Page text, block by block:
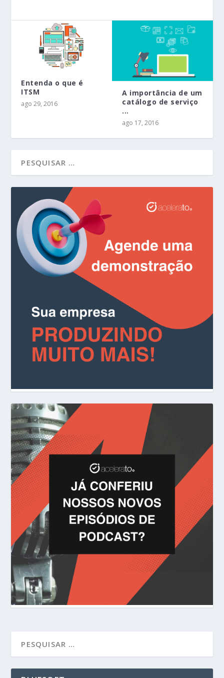
Entenda o que é
ITSM
ago 29, 2016
A importância de um
catálogo de serviço
...
ago 17, 2016